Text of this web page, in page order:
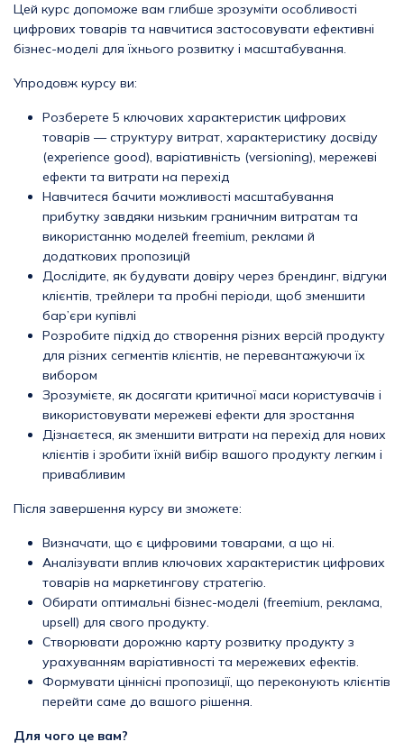
Цей курс допоможе вам глибше зрозуміти особливості
цифрових товарів та навчитися застосовувати ефективні
бізнес-моделі для їхнього розвитку і масштабування.
Упродовж курсу ви:
Розберете 5 ключових характеристик цифрових
товарів — структуру витрат, характеристику досвіду
(experience good), варіативність (versioning), мережеві
ефекти та витрати на перехід
Навчитеся бачити можливості масштабування
прибутку завдяки низьким граничним витратам та
використанню моделей freemium, реклами й
додаткових пропозицій
Дослідите, як будувати довіру через брендинг, відгуки
клієнтів, трейлери та пробні періоди, щоб зменшити
бар’єри купівлі
Розробите підхід до створення різних версій продукту
для різних сегментів клієнтів, не перевантажуючи їх
вибором
Зрозумієте, як досягати критичної маси користувачів і
використовувати мережеві ефекти для зростання
Дізнаєтеся, як зменшити витрати на перехід для нових
клієнтів і зробити їхній вибір вашого продукту легким і
привабливим
Після завершення курсу ви зможете:
Визначати, що є цифровими товарами, а що ні.
Аналізувати вплив ключових характеристик цифрових
товарів на маркетингову стратегію.
Обирати оптимальні бізнес-моделі (freemium, реклама,
upsell) для свого продукту.
Створювати дорожню карту розвитку продукту з
урахуванням варіативності та мережевих ефектів.
Формувати ціннісні пропозиції, що переконують клієнтів
перейти саме до вашого рішення.
Для чого це вам?